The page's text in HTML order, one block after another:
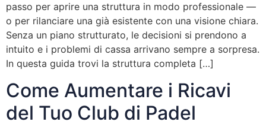
passo per aprire una struttura in modo professionale —
o per rilanciare una già esistente con una visione chiara.
Senza un piano strutturato, le decisioni si prendono a
intuito e i problemi di cassa arrivano sempre a sorpresa.
In questa guida trovi la struttura completa […]
Come Aumentare i Ricavi
del Tuo Club di Padel